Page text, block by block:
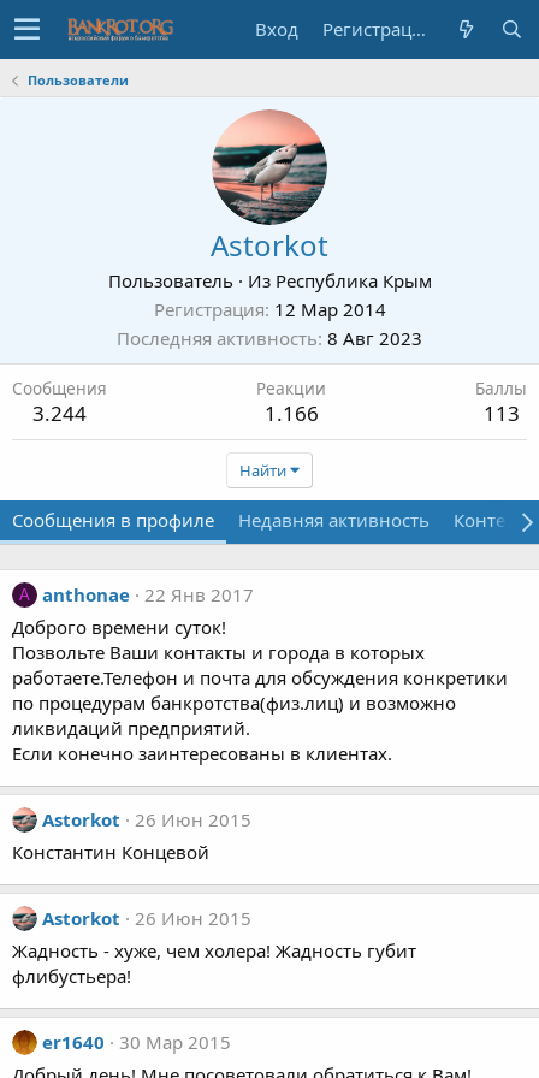
Вход Регистрация
Пользователи
Astorkot
Пользователь · Из Республика Крым
Регистрация 12 Мар 2014
Последняя активность 8 Авг 2023
Сообщения
3.244
Реакции
1.166
Баллы
113
Найти
Сообщения в профиле Недавняя активность Контент
A anthonae 22 Янв 2017
Доброго времени суток!
Позвольте Ваши контакты и города в которых
работаете.Телефон и почта для обсуждения конкретики
по процедурам банкротства(физ.лиц) и возможно
ликвидаций предприятий.
Если конечно заинтересованы в клиентах.
Astorkot
26 Июн 2015
Константин Концевой
Astorkot
26 Июн 2015
Жадность - хуже, чем холера! Жадность губит
флибустьера!
er1640
30 Мар 2015